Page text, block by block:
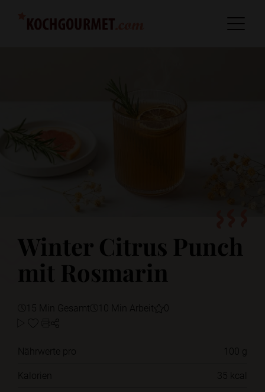
Winter Citrus Punch
mit Rosmarin
15 Min Gesamt 10 Min Arbeit 0
Nährwerte pro
100 g
Kalorien
35 kcal